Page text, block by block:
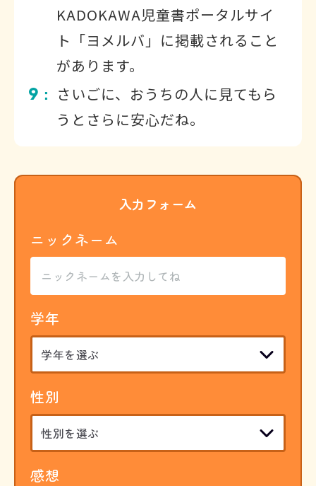
KADOKAWA児童書ポータルサイ
ト「ヨメルバ」に掲載されること
があります。
9 ：
さいごに、おうちの人に見てもら
うとさらに安心だね。
入力フォーム
ニックネーム
学年
性別
感想